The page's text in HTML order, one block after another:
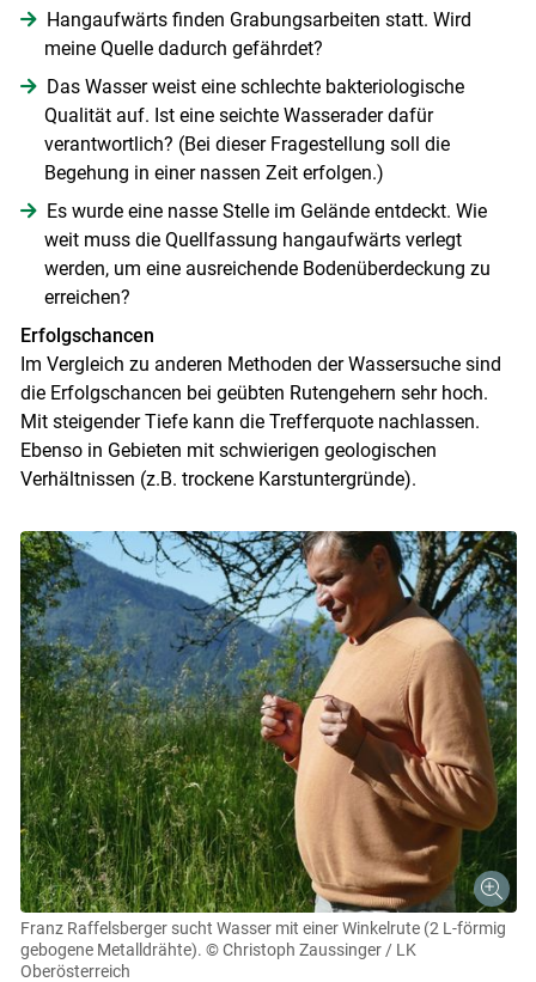
Hangaufwärts finden Grabungsarbeiten statt. Wird
meine Quelle dadurch gefährdet?
Das Wasser weist eine schlechte bakteriologische
Qualität auf. Ist eine seichte Wasserader dafür
verantwortlich? (Bei dieser Fragestellung soll die
Begehung in einer nassen Zeit erfolgen.)
Es wurde eine nasse Stelle im Gelände entdeckt. Wie
weit muss die Quellfassung hangaufwärts verlegt
werden, um eine ausreichende Bodenüberdeckung zu
erreichen?
Erfolgschancen
Im Vergleich zu anderen Methoden der Wassersuche sind
die Erfolgschancen bei geübten Rutengehern sehr hoch.
Mit steigender Tiefe kann die Trefferquote nachlassen.
Ebenso in Gebieten mit schwierigen geologischen
Verhältnissen (z.B. trockene Karstuntergründe).
Franz Raffelsberger sucht Wasser mit einer Winkelrute (2 L-förmig
gebogene Metalldrähte). © Christoph Zaussinger / LK
Oberösterreich